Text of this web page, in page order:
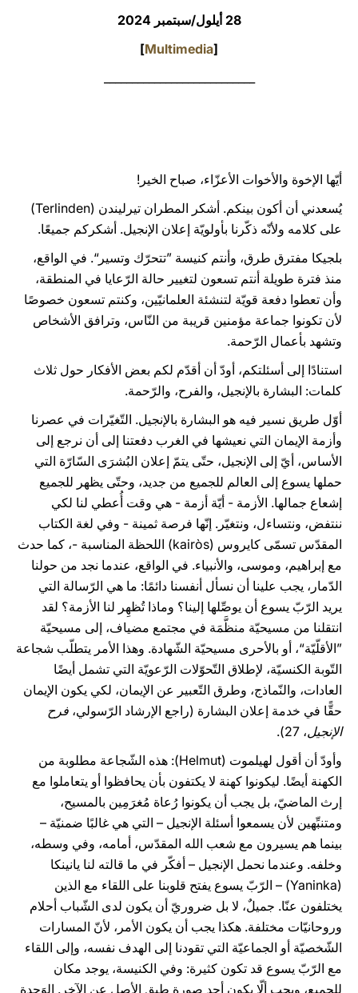
28 أيلول/سبتمبر 2024
[
Multimedia
]
أيّها الإخوة والأخوات الأعزّاء، صباح الخير!
يُسعدني أن أكون بينكم. أشكر المطران تيرليندن (Terlinden)
على كلامه ولأنّه ذكّرنا بأولويّة إعلان الإنجيل. أشكركم جميعًا.
بلجيكا مفترق طرق، وأنتم كنيسة ”تتحرّك وتسير“. في الواقع،
منذ فترة طويلة أنتم تسعون لتغيير حالة الرّعايا في المنطقة،
وأن تعطوا دفعة قويّة لتنشئة العلمانيّين، وكنتم تسعون خصوصًا
لأن تكونوا جماعة مؤمنين قريبة من النّاس، وترافق الأشخاص
وتشهد بأعمال الرّحمة.
استنادًا إلى أسئلتكم، أودّ أن أقدّم لكم بعض الأفكار حول ثلاث
كلمات: البشارة بالإنجيل، والفرح، والرّحمة.
أوّل طريق نسير فيه هو البشارة بالإنجيل. التّغيّرات في عصرنا
وأزمة الإيمان التي نعيشها في الغرب دفعتنا إلى أن نرجع إلى
الأساس، أيّ إلى الإنجيل، حتّى يتمّ إعلان البُشرَى السّارّة التي
حملها يسوع إلى العالم للجميع من جديد، وحتّى يظهر للجميع
إشعاع جمالها. الأزمة - أيّة أزمة - هي وقت أُعطي لنا لكي
ننتفض، ونتساءل، ونتغيّر. إنّها فرصة ثمينة - وفي لغة الكتاب
المقدّس تسمّى كايروس (kairòs) اللحظة المناسبة -، كما حدث
مع إبراهيم، وموسى، والأنبياء. في الواقع، عندما نجد من حولنا
الدّمار، يجب علينا أن نسأل أنفسنا دائمًا: ما هي الرّسالة التي
يريد الرّبّ يسوع أن يوصِّلها إلينا؟ وماذا تُظهِر لنا الأزمة؟ لقد
انتقلنا من مسيحيّة منظَّمَة في مجتمع مضياف، إلى مسيحيّة
”الأقلّيّة“، أو بالأحرى مسيحيّة الشّهادة. وهذا الأمر يتطلّب شجاعة
التّوبة الكنسيّة، لإطلاق التّحوّلات الرّعويّة التي تشمل أيضًا
العادات، والنّماذج، وطرق التّعبير عن الإيمان، لكي يكون الإيمان
حقًّا في خدمة إعلان البشارة (راجع الإرشاد الرّسولي، فرح
الإنجيل، 27).
وأودّ أن أقول لهيلموت (Helmut): هذه الشّجاعة مطلوبة من
الكهنة أيضًا. ليكونوا كهنة لا يكتفون بأن يحافظوا أو يتعاملوا مع
إرث الماضيّ، بل يجب أن يكونوا رُعاة مُغرَمِين بالمسيح،
ومتنبِّهين لأن يسمعوا أسئلة الإنجيل – التي هي غالبًا ضمنيّة –
بينما هم يسيرون مع شعب الله المقدّس، أمامه، وفي وسطه،
وخلفه. وعندما نحمل الإنجيل – أفكّر في ما قالته لنا يانينكا
(Yaninka) – الرّبّ يسوع يفتح قلوبنا على اللقاء مع الذين
يختلفون عنّا. جميلٌ، لا بل ضروريّ أن يكون لدى الشّباب أحلام
وروحانيّات مختلفة. هكذا يجب أن يكون الأمر، لأنّ المسارات
الشّخصيّة أو الجماعيّة التي تقودنا إلى الهدف نفسه، وإلى اللقاء
مع الرّبّ يسوع قد تكون كثيرة: وفي الكنيسة، يوجد مكان
للجميع، ويجب ألّا يكون أحد صورة طبق الأصل عن الآخر. الوَحدة